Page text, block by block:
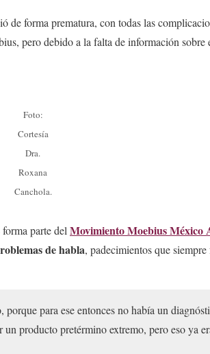
de forma prematura, con todas las
pero debido a la falta de información sobre
Foto:
Cortesía
Dra.
Roxana
Canchola.
parte delMovimiento Moebius México
de habla, padecimientos que
para ese entonces no había un
producto pretérmino extremo, pero eso ya